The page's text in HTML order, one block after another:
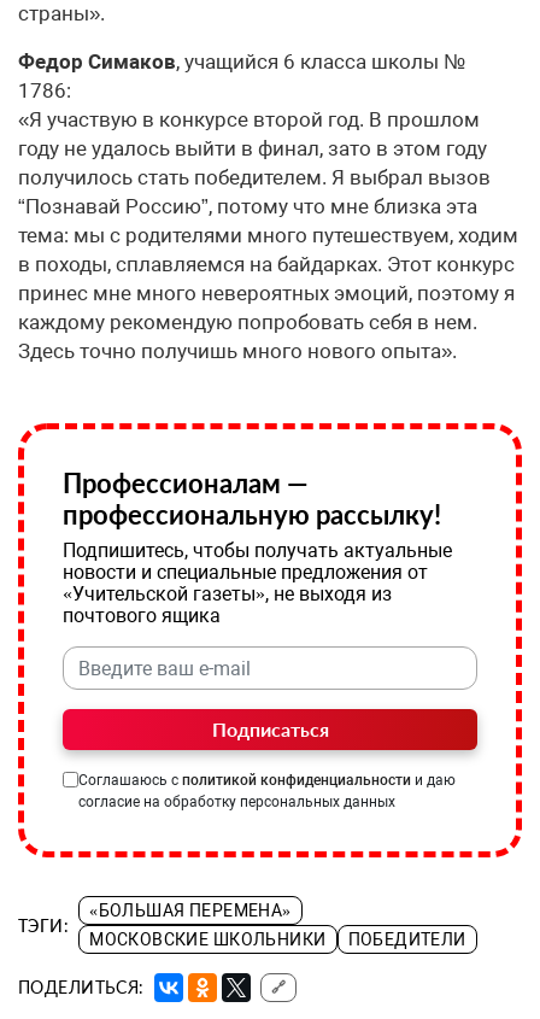
страны».
Федор Симаков, учащийся 6 класса школы №
1786:
«Я участвую в конкурсе второй год. В прошлом
году не удалось выйти в финал, зато в этом году
получилось стать победителем. Я выбрал вызов
“Познавай Россию”, потому что мне близка эта
тема: мы с родителями много путешествуем, ходим
в походы, сплавляемся на байдарках. Этот конкурс
принес мне много невероятных эмоций, поэтому я
каждому рекомендую попробовать себя в нем.
Здесь точно получишь много нового опыта».
Профессионалам —
профессиональную рассылку!
Подпишитесь, чтобы получать актуальные
новости и специальные предложения от
«Учительской газеты», не выходя из
почтового ящика
Подписаться
Соглашаюсь с политикой конфиденциальности и даю
согласие на обработку персональных данных
ТЭГИ:
«БОЛЬШАЯ ПЕРЕМЕНА»
МОСКОВСКИЕ ШКОЛЬНИКИ
ПОБЕДИТЕЛИ
ПОДЕЛИТЬСЯ: 🔗